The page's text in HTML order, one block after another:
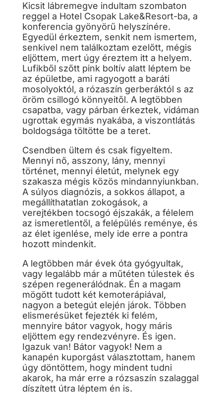
Kicsit lábremegve indultam szombaton
reggel a Hotel Csopak Lake&Resort-ba, a
konferencia gyönyörű helyszínére.
Egyedül érkeztem, senkit nem ismertem,
senkivel nem találkoztam ezelőtt, mégis
eljöttem, mert úgy éreztem itt a helyem.
Lufikből szőtt pink boltív alatt léptem be
az épületbe, ami ragyogott a baráti
mosolyoktól, a rózaszín gerberáktól s az
öröm csillogó könnyeitől. A legtöbben
csapatba, vagy párban érkeztek, vidáman
ugrottak egymás nyakába, a viszontlátás
boldogsága töltötte be a teret.
Csendben ültem és csak figyeltem.
Mennyi nő, asszony, lány, mennyi
történet, mennyi életút, melynek egy
szakasza mégis közös mindannyiunkban.
A súlyos diagnózis, a sokkos állapot, a
megállíthatatlan zokogások, a
verejtékben tocsogó éjszakák, a félelem
az ismeretlentől, a felépülés reménye, és
az élet igenlése, mely ide erre a pontra
hozott mindenkit.
A legtöbben már évek óta gyógyultak,
vagy legalább már a műtéten túlestek és
szépen regenerálódnak. Én a magam
mögött tudott két kemoterápiával,
nagyon a betegút elején járok. Többen
elismerésüket fejezték ki felém,
mennyire bátor vagyok, hogy máris
eljöttem egy rendezvényre. És igen.
Igazuk van! Bátor vagyok! Nem a
kanapén kuporgást választottam, hanem
úgy döntöttem, hogy mindent tudni
akarok, ha már erre a rózsaszín szalaggal
díszített útra léptem én is.